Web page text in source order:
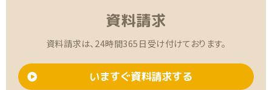
資料請求
資料請求は、24時間365日受け付けております。
いますぐ資料請求する